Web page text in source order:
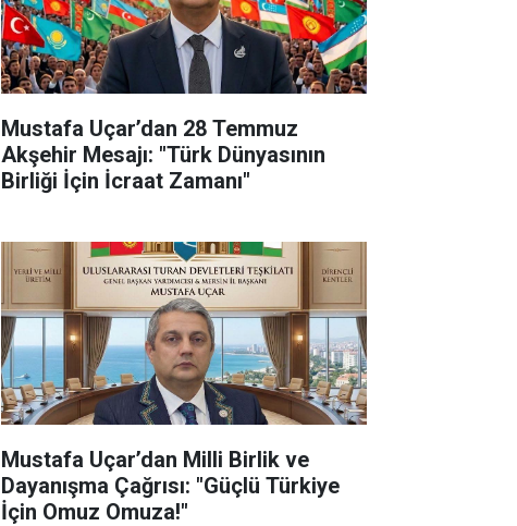
Mustafa Uçar’dan 28 Temmuz
Akşehir Mesajı: "Türk Dünyasının
Birliği İçin İcraat Zamanı"
Mustafa Uçar’dan Milli Birlik ve
Dayanışma Çağrısı: "Güçlü Türkiye
İçin Omuz Omuza!"